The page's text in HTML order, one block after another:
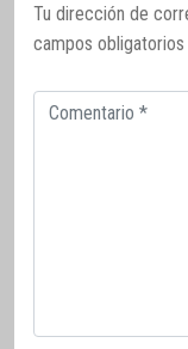
Tu dirección de
campos
Comentario